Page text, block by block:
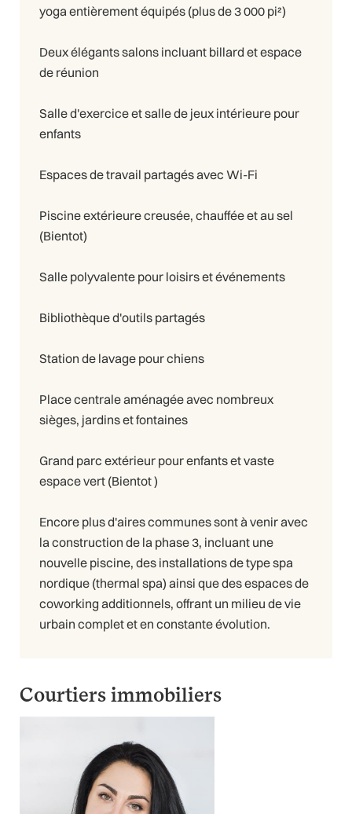
yoga entièrement équipés (plus de 3 000 pi²)
Deux élégants salons incluant billard et espace
de réunion
Salle d'exercice et salle de jeux intérieure pour
enfants
Espaces de travail partagés avec Wi-Fi
Piscine extérieure creusée, chauffée et au sel
(Bientot)
Salle polyvalente pour loisirs et événements
Bibliothèque d'outils partagés
Station de lavage pour chiens
Place centrale aménagée avec nombreux
sièges, jardins et fontaines
Grand parc extérieur pour enfants et vaste
espace vert (Bientot )
Encore plus d'aires communes sont à venir avec
la construction de la phase 3, incluant une
nouvelle piscine, des installations de type spa
nordique (thermal spa) ainsi que des espaces de
coworking additionnels, offrant un milieu de vie
urbain complet et en constante évolution.
Courtiers immobiliers